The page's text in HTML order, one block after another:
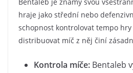
hraje jako střední nebo
schopnost kontrolovat tempo
distribuovat míč z něj činí
Kontrola míče: Bentaleb